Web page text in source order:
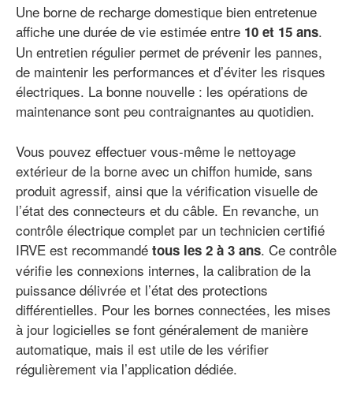
Une borne de recharge domestique bien entretenue
affiche une durée de vie estimée entre 10 et 15 ans.
Un entretien régulier permet de prévenir les pannes,
de maintenir les performances et d’éviter les risques
électriques. La bonne nouvelle : les opérations de
maintenance sont peu contraignantes au quotidien.
Vous pouvez effectuer vous-même le nettoyage
extérieur de la borne avec un chiffon humide, sans
produit agressif, ainsi que la vérification visuelle de
l’état des connecteurs et du câble. En revanche, un
contrôle électrique complet par un technicien certifié
IRVE est recommandé tous les 2 à 3 ans. Ce contrôle
vérifie les connexions internes, la calibration de la
puissance délivrée et l’état des protections
différentielles. Pour les bornes connectées, les mises
à jour logicielles se font généralement de manière
automatique, mais il est utile de les vérifier
régulièrement via l’application dédiée.